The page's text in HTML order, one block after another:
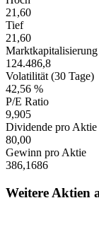
21,60
Tief
21,60
124.486,8
Volatilität (30 Tage)
42,56 %
P/E Ratio
9,905
Dividende pro Aktie
80,00
Gewinn pro Aktie
386,1686
Weitere Aktien